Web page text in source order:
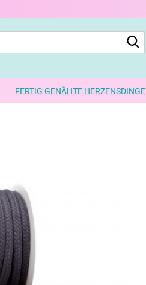
FERTIG GENÄHTE HERZENSDINGE